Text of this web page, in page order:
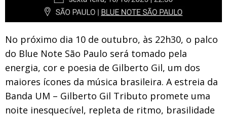
No próximo dia 10 de outubro, às 22h30, o palco
do Blue Note São Paulo será tomado pela
energia, cor e poesia de Gilberto Gil, um dos
maiores ícones da música brasileira. A estreia da
Banda UM – Gilberto Gil Tributo promete uma
noite inesquecível, repleta de ritmo, brasilidade